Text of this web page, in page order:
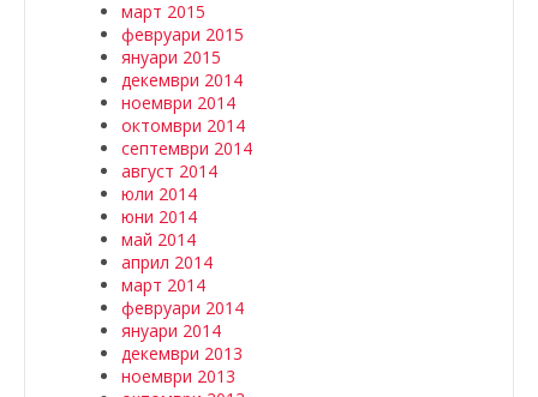
март 2015
февруари 2015
януари 2015
декември 2014
ноември 2014
октомври 2014
септември 2014
август 2014
юли 2014
юни 2014
май 2014
април 2014
март 2014
февруари 2014
януари 2014
декември 2013
ноември 2013